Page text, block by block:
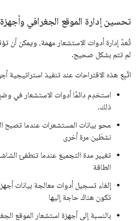
تحسين إدارة الموقع الجغرافي
تُعدّ إدارة أدوات الاستشعار مهمة، ويمكن أن
لم تتم بشكل صحيح.
اتّبِع هذه الاقتراحات عند تنفيذ استراتيجية
استخدِم دائمًا أدوات الاستشعار في
ذلك.
محو بيانات المستشعرات عندما تصبح
نشطَين مرة أخرى
تغيير مدة التجميع عندما تنطفئ
الطاقة
إلغاء تسجيل أدوات معالجة بيانات
تكون هناك حاجة إليها
بالنسبة إلى أجهزة استشعار الموقع